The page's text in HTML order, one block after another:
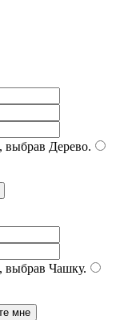
выбрав Дерево.
выбрав Чашку.